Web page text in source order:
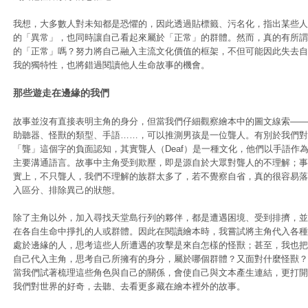
我想，大多數人對未知都是恐懼的，因此透過貼標籤、污名化，指出某些人
的「異常」，也同時讓自己看起來屬於「正常」的群體。然而，真的有所謂
的「正常」嗎？努力將自己融入主流文化價值的框架，不但可能因此失去自
我的獨特性，也將錯過閱讀他人生命故事的機會。
那些遊走在邊緣的我們
故事並沒有直接表明主角的身分，但當我們仔細觀察繪本中的圖文線索——
助聽器、怪獸的類型、手語……，可以推測男孩是一位聾人。有別於我們對
「聾」這個字的負面認知，其實聾人（Deaf）是一種文化，他們以手語作為
主要溝通語言。故事中主角受到欺壓，即是源自於大眾對聾人的不理解；事
實上，不只聾人，我們不理解的族群太多了，若不覺察自省，真的很容易落
入區分、排除異己的狀態。
除了主角以外，加入尋找天堂島行列的夥伴，都是遭遇困境、受到排擠，並
在各自生命中掙扎的人或群體。因此在閱讀繪本時，我嘗試將主角代入各種
處於邊緣的人，思考這些人所遭遇的攻擊是來自怎樣的怪獸；甚至，我也把
自己代入主角，思考自己所擁有的身分，屬於哪個群體？又面對什麼怪獸？
當我們試著梳理這些角色與自己的關係，會使自己與文本產生連結，更打開
我們對世界的好奇，去聽、去看更多藏在繪本裡外的故事。